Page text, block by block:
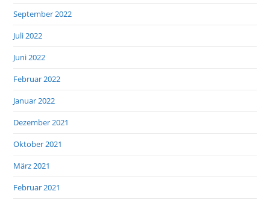
September 2022
Juli 2022
Juni 2022
Februar 2022
Januar 2022
Dezember 2021
Oktober 2021
März 2021
Februar 2021